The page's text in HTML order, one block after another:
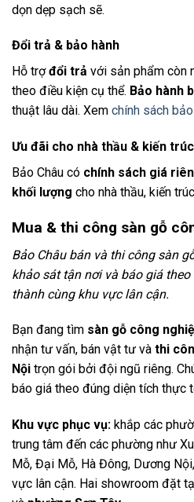
dọn dẹp sạch sẽ.
Đổi trả & bảo hành
Hỗ trợđổi trả với sản phẩm còn
theo điều kiện cụ thể. Bảo hành
thuật lâu dài. Xem chính sách
Ưu đãi cho nhà thầu & kiến
Bảo Châu có chính sách giá
khối lượng cho nhà thầu, kiến
Mua & thi công sàn gỗ
Bảo Châu bán và thi công sàn
khảo sát tận nơi và báo giá
thành cùng khu vực lân cận.
Bạn đang tìm sàn gỗ công
nhận tư vấn, bán vật tư và thi
Nội trọn gói bởi đội ngũ riêng.
báo giá theo đúng diện tích thực
Khu vực phục vụ: khắp các
trung tâm đến các phường như
Mỗ, Đại Mỗ, Hà Đông, Dương
vực lân cận. Hai showroom đặt